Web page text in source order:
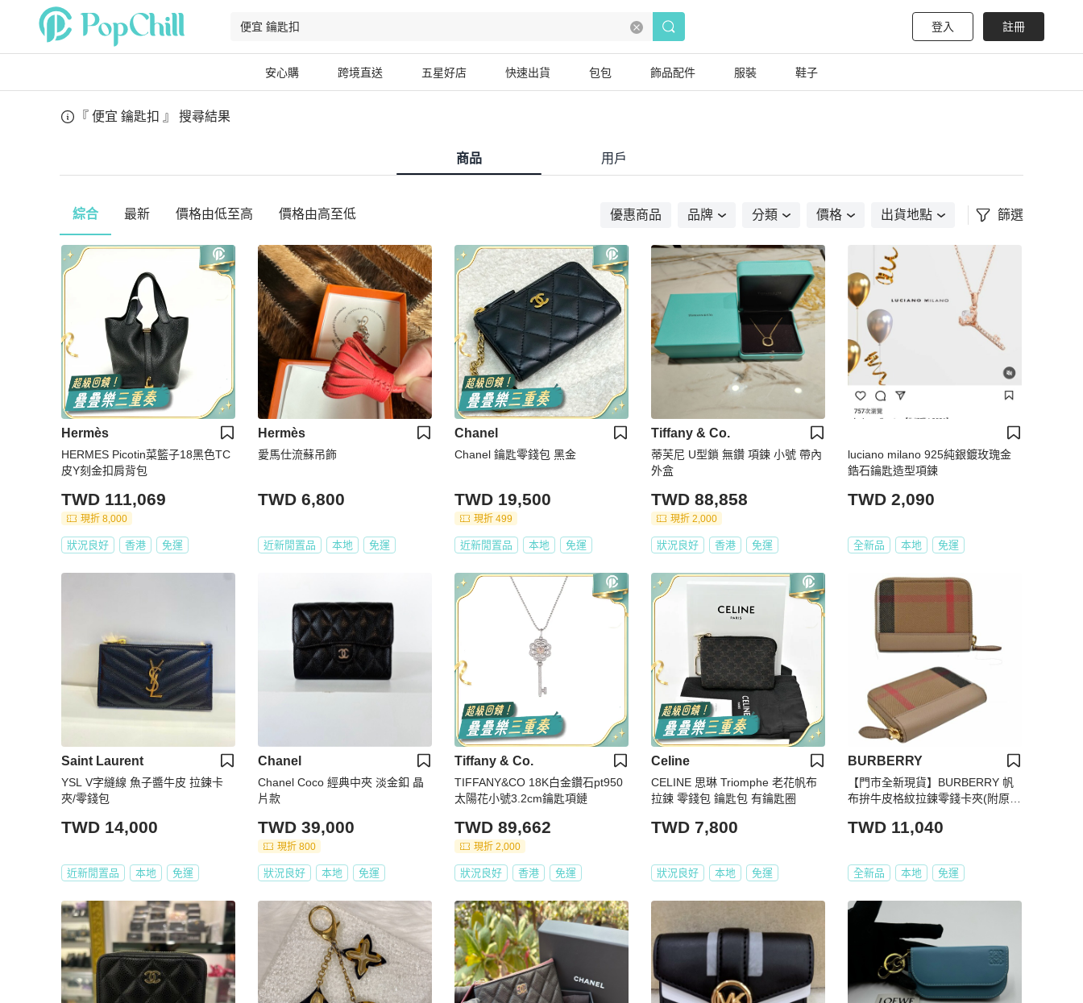
登入 註冊
安心購 跨境直送 五星好店 快速出貨 包包 飾品配件 服裝 鞋子
『 便宜 鑰匙扣 』 搜尋結果
商品 用戶
綜合 最新 價格由低至高 價格由高至低 優惠商品 品牌 分類 價格 出貨地點 篩選
Hermès
HERMES Picotin菜籃子18黑色TC
皮Y刻金扣肩背包
TWD 111,069
現折 8,000
狀況良好 香港 免運
Hermès
愛馬仕流蘇吊飾
TWD 6,800
近新閒置品 本地 免運
Chanel
Chanel 鑰匙零錢包 黑金
TWD 19,500
現折 499
近新閒置品 本地 免運
Tiffany & Co.
蒂芙尼 U型鎖 無鑽 項鍊 小號 帶內
外盒
TWD 88,858
現折 2,000
狀況良好 香港 免運
luciano milano 925純銀鍍玫瑰金
鋯石鑰匙造型項鍊
TWD 2,090
全新品 本地 免運
Saint Laurent
YSL V字縫線 魚子醬牛皮 拉鍊卡
夾/零錢包
TWD 14,000
近新閒置品 本地 免運
Chanel
Chanel Coco 經典中夾 淡金釦 晶
片款
TWD 39,000
現折 800
狀況良好 本地 免運
Tiffany & Co.
TIFFANY&CO 18K白金鑽石pt950
太陽花小號3.2cm鑰匙項鏈
TWD 89,662
現折 2,000
狀況良好 香港 免運
Celine
CELINE 思琳 Triomphe 老花帆布
拉鍊 零錢包 鑰匙包 有鑰匙圈
TWD 7,800
狀況良好 本地 免運
BURBERRY
【門市全新現貨】BURBERRY 帆
布拚牛皮格紋拉鍊零錢卡夾(附原廠
TWD 11,040
全新品 本地 免運